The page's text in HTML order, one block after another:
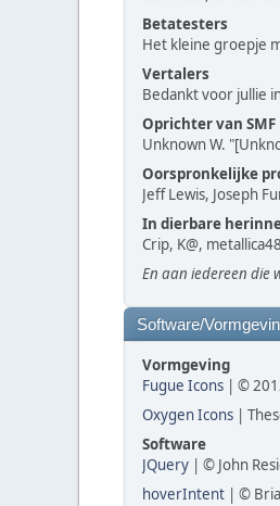
Betatesters
Het kleine groepje
Vertalers
Bedankt voor jullie
Oprichter van SMF
Unknown W.
Oorspronkelijke
Jeff Lewis, Joseph
In dierbare
Crip, K@,
En aan iedereen die
Software/
Vormgeving
Fugue Icons | ©
Oxygen Icons |
Software
JQuery | © John
hoverIntent | ©